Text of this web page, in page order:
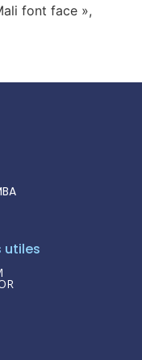
font face »,
utiles